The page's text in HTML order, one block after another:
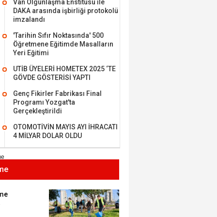
Van Olgunlaşma Enstitüsü ile
DAKA arasında işbirliği protokolü
imzalandı
'Tarihin Sıfır Noktasında' 500
Öğretmene Eğitimde Masalların
Yeri Eğitimi
UTİB ÜYELERİ HOMETEX 2025 ‘TE
GÖVDE GÖSTERİSİ YAPTI
Genç Fikirler Fabrikası Final
Programı Yozgat'ta
Gerçekleştirildi
OTOMOTİVİN MAYIS AYI İHRACATI
4 MİLYAR DOLAR OLDU
Bilim İnsanı Tosun
Saygı..
ÖZDEMİR
- Sağlık turizminde
BULUZ
Ulusumuz:
KEMAL ZEYBEK